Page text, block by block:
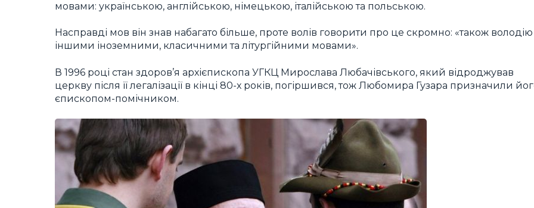
мовами: українською, англійською, німецькою, італійською та польською.
Насправді мов він знав набагато більше, проте волів говорити про це скромно: «також володію
іншими іноземними, класичними та літургійними мовами».
В 1996 році стан здоров’я архієпископа УГКЦ Мирослава Любачівського, який відроджував
церкву після її легалізації в кінці 80-х років, погіршився, тож Любомира Гузара призначили
єпископом-помічником.